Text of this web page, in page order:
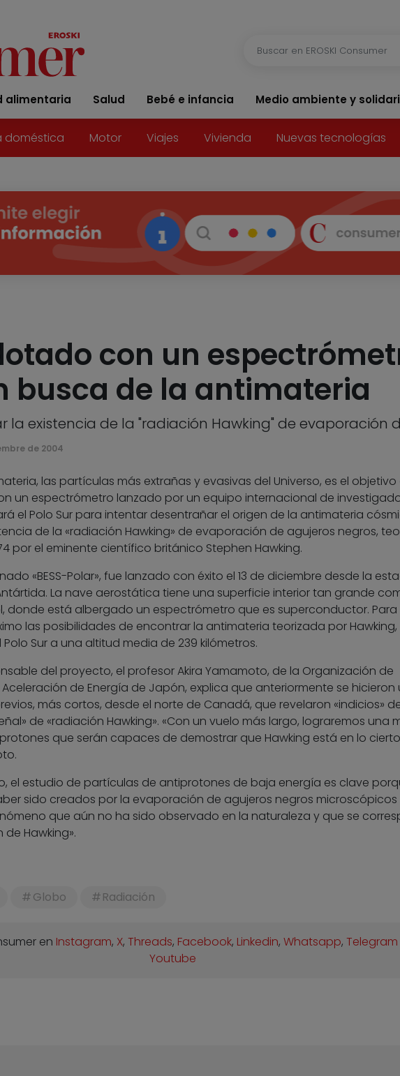
alimentaria Salud Bebé e infancia Medio ambiente y
doméstica Motor Viajes Vivienda Nuevas tecnologías
con un
busca de la antimateria
la existencia de la "radiación Hawking" de evaporación
de 2004
las partículas más extrañas y evasivas del Universo, es el objetivo
un espectrómetro lanzado por un equipo internacional de
el Polo Sur para intentar desentrañar el origen de la antimateria
de la «radiación Hawking» de evaporación de agujeros negros,
por el eminente científico británico Stephen Hawking.
«BESS-Polar», fue lanzado con éxito el 13 de diciembre desde la
La nave aerostática tiene una superficie interior tan grande
donde está albergado un espectrómetro que es superconductor. Para
las posibilidades de encontrar la antimateria teorizada por Hawking,
Sur a una altitud media de 239 kilómetros.
del proyecto, el profesor Akira Yamamoto, de la Organización de
de Energía de Japón, explica que anteriormente se hicieron
más cortos, desde el norte de Canadá, que revelaron «indicios»
de «radiación Hawking». «Con un vuelo más largo, lograremos una
que serán capaces de demostrar que Hawking está en lo
el estudio de partículas de antiprotones de baja energía es clave
sido creados por la evaporación de agujeros negros microscópicos
que aún no ha sido observado en la naturaleza y que se
Hawking».
Globo Radiación
en Instagram, X,Threads, Facebook, Linkedin,Whatsapp,Telegram
Youtube